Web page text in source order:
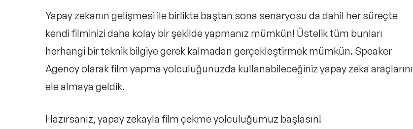
Yapay zekanın gelişmesi ile birlikte baştan sona senaryosu da dahil her süreçte
kendi filminizi daha kolay bir şekilde yapmanız mümkün! Üstelik tüm bunları
herhangi bir teknik bilgiye gerek kalmadan gerçekleştirmek mümkün. Speaker
Agency olarak film yapma yolculuğunuzda kullanabileceğiniz yapay zeka araçlarını
ele almaya geldik.
Hazırsanız, yapay zekayla film çekme yolculuğumuz başlasın!